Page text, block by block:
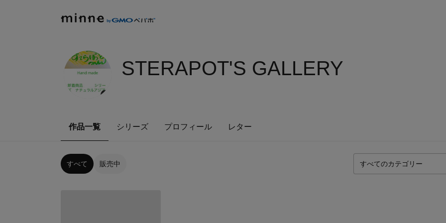
STERAPOT'S GALLERY
作品一覧 シリーズ プロフィール レター
すべて 販売中